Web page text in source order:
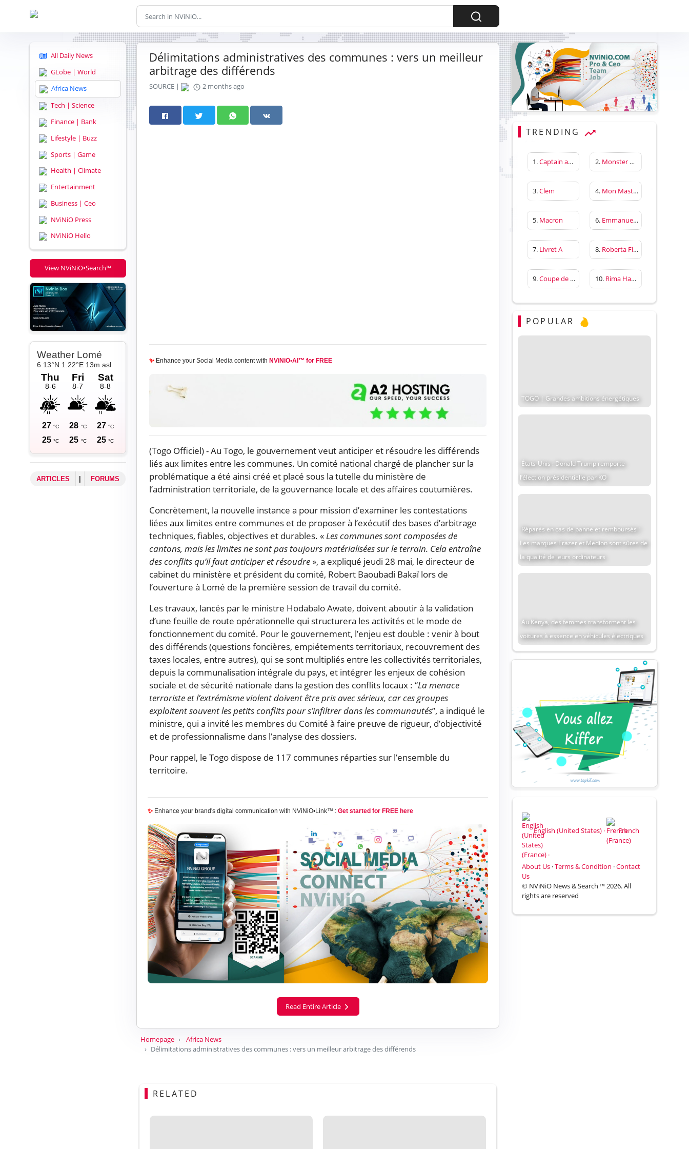
All Daily News
GLobe | World
Africa News
Tech | Science
Finance | Bank
Lifestyle | Buzz
Sports | Game
Health | Climate
Entertainment
Business | Ceo
NViNiO Press
NViNiO Hello
View NViNiO•Search™
ARTICLES FORUMS
Délimitations administratives des communes : vers un meilleur
arbitrage des différends
SOURCE | 2 months ago
✨ Enhance your Social Media content with NViNiO•AI™ for FREE
(Togo Officiel)- Au Togo, le gouvernement veut anticiper et résoudre les différends
liés aux limites entre les communes. Un comité national chargé de plancher sur la
problématique a été ainsi créé et placé sous la tutelle du ministère de
l’administration territoriale, de la gouvernance locale et des affaires coutumières.
Concrètement, la nouvelle instance a pour mission d’examiner les contestations
liées aux limites entre communes et de proposer à l’exécutif des bases d’arbitrage
techniques, fiables, objectives et durables. «Les communes sont composées de
cantons, mais les limites ne sont pas toujours matérialisées sur le terrain. Cela entraîne
des conflits qu’il faut anticiper et résoudre », a expliqué jeudi 28 mai, le directeur de
cabinet du ministère et président du comité, Robert Baoubadi Bakaï lors de
l’ouverture à Lomé de la première session de travail du comité.
Les travaux, lancés par le ministre Hodabalo Awate, doivent aboutir à la validation
d’une feuille de route opérationnelle qui structurera les activités et le mode de
fonctionnement du comité. Pour le gouvernement, l’enjeu est double : venir à bout
des différends (questions foncières, empiétements territoriaux, recouvrement des
taxes locales, entre autres), qui se sont multipliés entre les collectivités territoriales,
depuis la communalisation intégrale du pays, et intégrer les enjeux de cohésion
sociale et de sécurité nationale dans la gestion des conflits locaux : “La menace
terroriste et l’extrémisme violent doivent être pris avec sérieux, car ces groupes
exploitent souvent les petits conflits pour s’infiltrer dans les communautés”, a indiqué le
ministre, qui a invité les membres du Comité à faire preuve de rigueur, d’objectivité
et de professionnalisme dans l’analyse des dossiers.
Pour rappel, le Togo dispose de 117 communes réparties sur l’ensemble du
territoire.
✨ Enhance your brand's digital communication with NViNiO•Link™ :Get started for FREE here
Read Entire Article
Homepage
Africa News
Délimitations administratives des communes : vers un meilleur arbitrage des différends
RELATED
TRENDING
1.Captain america first avenger 2. Monster Hunter Wilds
3.Clem 4. Mon Master
5. Macron 6. Emmanuelle Béart
7. Livret A 8. Roberta Flack
9.Coupe de France 10. Rima Hassan
POPULAR
TOGO | Grandes ambitions énergétiques
États-Unis : Donald Trump remporte
l’élection présidentielle par KO
Réparés en cas de panne et remboursés !
Les marques Erazer et Medion sont sûres de
la qualité de leurs ordinateurs
Au Kenya, des femmes transforment les
voitures à essence en véhicules électriques
English (United States) · French
(France) ·
About Us ·Terms & Condition ·Contact
Us
© NViNiO News & Search ™ 2026. All
rights are reserved